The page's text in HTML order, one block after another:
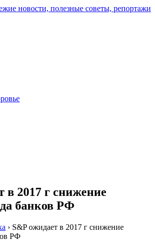
в 2017 г снижение
банков РФ
› S&P ожидает в 2017 г снижение
РФ